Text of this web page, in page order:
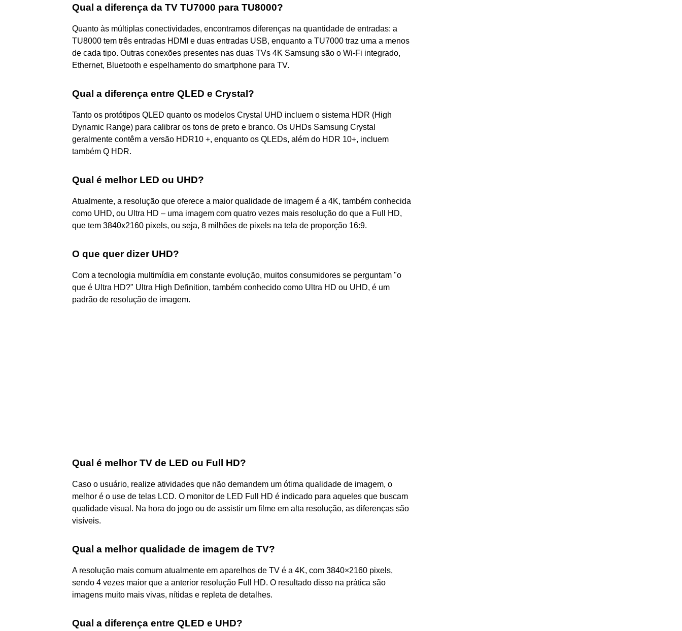
Qual a diferença da TV TU7000 para TU8000?
Quanto às múltiplas conectividades, encontramos diferenças na quantidade de entradas: a
TU8000 tem três entradas HDMI e duas entradas USB, enquanto a TU7000 traz uma a menos
de cada tipo. Outras conexões presentes nas duas TVs 4K Samsung são o Wi-Fi integrado,
Ethernet, Bluetooth e espelhamento do smartphone para TV.
Qual a diferença entre QLED e Crystal?
Tanto os protótipos QLED quanto os modelos Crystal UHD incluem o sistema HDR (High
Dynamic Range) para calibrar os tons de preto e branco. Os UHDs Samsung Crystal
geralmente contêm a versão HDR10 +, enquanto os QLEDs, além do HDR 10+, incluem
também Q HDR.
Qual é melhor LED ou UHD?
Atualmente, a resolução que oferece a maior qualidade de imagem é a 4K, também conhecida
como UHD, ou Ultra HD – uma imagem com quatro vezes mais resolução do que a Full HD,
que tem 3840x2160 pixels, ou seja, 8 milhões de pixels na tela de proporção 16:9.
O que quer dizer UHD?
Com a tecnologia multimídia em constante evolução, muitos consumidores se perguntam "o
que é Ultra HD?" Ultra High Definition, também conhecido como Ultra HD ou UHD, é um
padrão de resolução de imagem.
Qual é melhor TV de LED ou Full HD?
Caso o usuário, realize atividades que não demandem um ótima qualidade de imagem, o
melhor é o use de telas LCD. O monitor de LED Full HD é indicado para aqueles que buscam
qualidade visual. Na hora do jogo ou de assistir um filme em alta resolução, as diferenças são
visíveis.
Qual a melhor qualidade de imagem de TV?
A resolução mais comum atualmente em aparelhos de TV é a 4K, com 3840×2160 pixels,
sendo 4 vezes maior que a anterior resolução Full HD. O resultado disso na prática são
imagens muito mais vivas, nítidas e repleta de detalhes.
Qual a diferença entre QLED e UHD?